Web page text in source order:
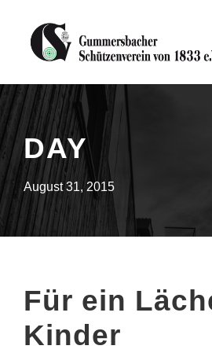
DAY
August 31, 2015
Für ein
Kinder